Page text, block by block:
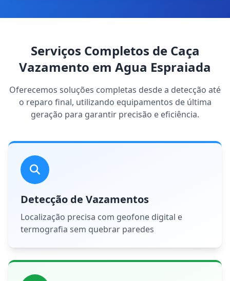
Serviços Completos de Caça
Vazamento em Agua Espraiada
Oferecemos soluções completas desde a detecção até
o reparo final, utilizando equipamentos de última
geração para garantir precisão e eficiência.
Detecção de Vazamentos
Localização precisa com geofone digital e
termografia sem quebrar paredes